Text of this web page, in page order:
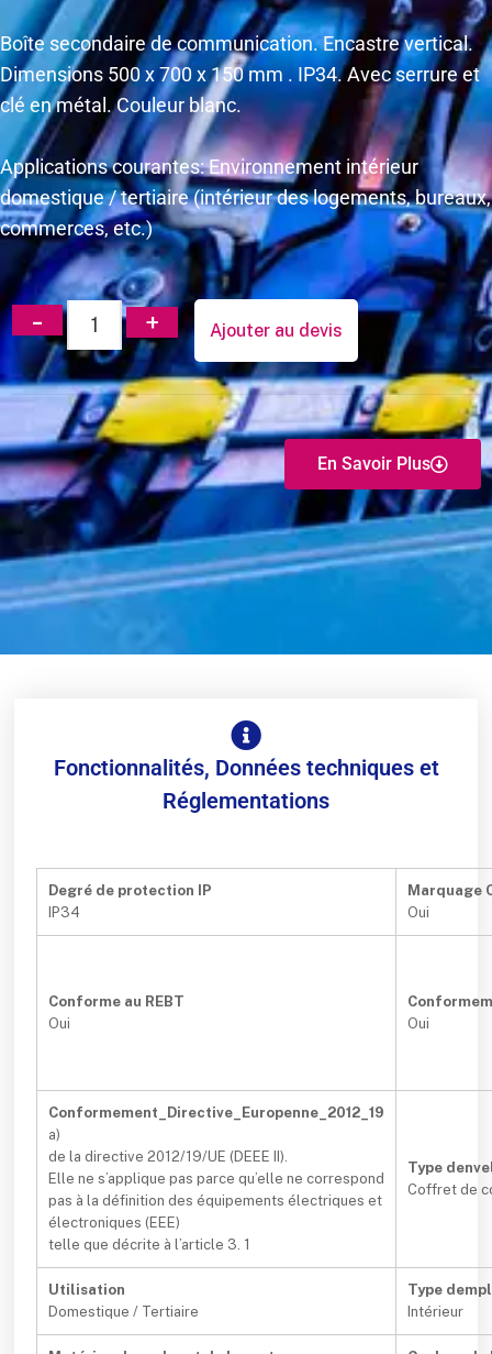
Boîte secondaire de communication. Encastre vertical.
Dimensions 500 x 700 x 150 mm . IP34. Avec serrure et
clé en métal. Couleur blanc.
Applications courantes: Environnement intérieur
domestique / tertiaire (intérieur des logements, bureaux,
commerces, etc.)
Ajouter au devis
En Savoir Plus
Fonctionnalités, Données techniques et
Réglementations
Degré de protection IP
IP34
Marquage
Oui
Conforme au REBT
Oui
Oui
Conformement_Directive_Europenne_2012_19
a)
de la directive 2012/19/UE (DEEE II).
Elle ne s’applique pas parce qu’elle ne correspond
pas à la définition des équipements électriques et
électroniques (EEE)
telle que décrite à l’article 3. 1
Type
Coffret de
Utilisation
Domestique / Tertiaire
Type
Intérieur